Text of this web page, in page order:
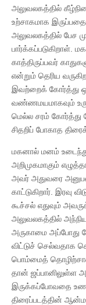
அலுவலகத்தில்
உற்சாகமாக
அலுவலகத்தில் பேச
பார்க்கப்படுகிறாள்.
காத்திருப்பவர்
என்றும் தெரிய
இவற்றைக் கோர்த்து
வண்ணமயமாகவும்
மெல்ல சரம் கோர்த்து
சிதறிப் போகாத
மகனால் மனம் உடைந்து
அறிமுகமாகும்
அவர் அதுவரை
காட்டுகிறார்.
கூச்சல் எதுவும்
அலுவலகத்தில்
அருகாமை
விட்டுச் செல்வதாக
பொம்மைத்
தான் ஜப்பானிலுள்ள
இருக்கப்போவதை
திரைப்படத்தின்